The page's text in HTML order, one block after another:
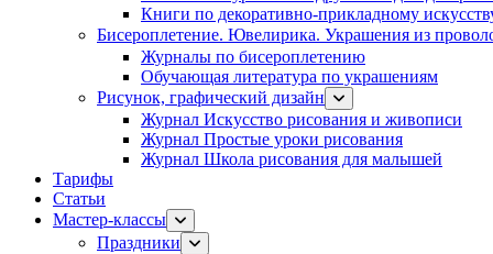
Книги по декоративно-прикладному
Бисероплетение. Ювелирика. Украшения из
Журналы по бисероплетению
Обучающая литература по украшениям
Рисунок, графический дизайн
Журнал Искусство рисования и живописи
Журнал Простые уроки рисования
Журнал Школа рисования для малышей
Тарифы
Статьи
Мастер-классы
Праздники